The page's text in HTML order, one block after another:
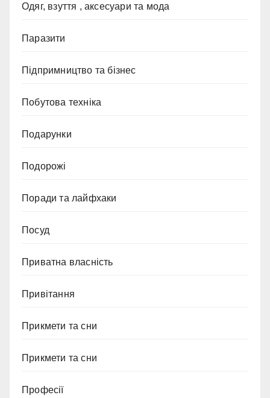
Одяг, взуття , аксесуари та мода
Паразити
Підпримництво та бізнес
Побутова техніка
Подарунки
Подорожі
Поради та лайфхаки
Посуд
Приватна власність
Привітання
Прикмети та сни
Прикмети та сни
Професії